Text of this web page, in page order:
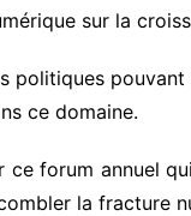
sur la
politiques
ce domaine.
ce forum annuel
la fracture